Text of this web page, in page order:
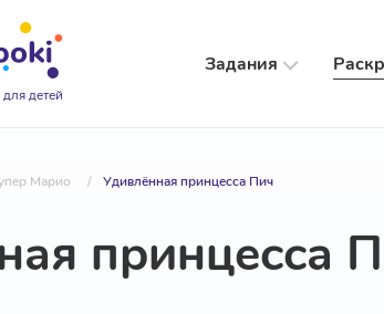
детей
Задания
Марио / Удивлённая принцесса Пич
принцесса